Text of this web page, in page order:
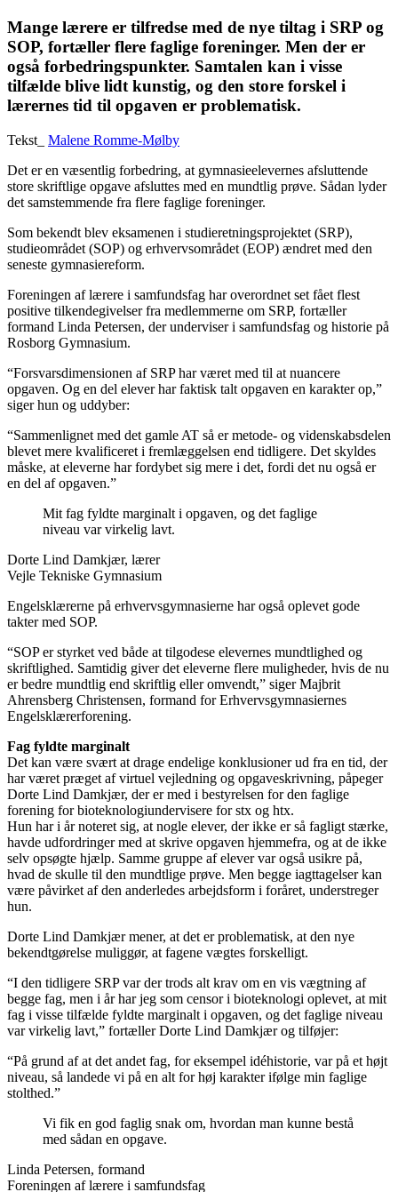
Mange lærere er tilfredse med de nye tiltag i SRP og
SOP, fortæller flere faglige foreninger. Men der er
også forbedringspunkter. Samtalen kan i visse
tilfælde blive lidt kunstig, og den store forskel i
lærernes tid til opgaven er problematisk.
Tekst_ Malene Romme-Mølby
Det er en væsentlig forbedring, at gymnasieelevernes afsluttende
store skriftlige opgave afsluttes med en mundtlig prøve. Sådan lyder
det samstemmende fra flere faglige foreninger.
Som bekendt blev eksamenen i studieretningsprojektet (SRP),
studieområdet (SOP) og erhvervsområdet (EOP) ændret med den
seneste gymnasiereform.
Foreningen af lærere i samfundsfag har overordnet set fået flest
positive tilkendegivelser fra medlemmerne om SRP, fortæller
formand Linda Petersen, der underviser i samfundsfag og historie på
Rosborg Gymnasium.
“Forsvarsdimensionen af SRP har været med til at nuancere
opgaven. Og en del elever har faktisk talt opgaven en karakter op,”
siger hun og uddyber:
“Sammenlignet med det gamle AT så er metode- og videnskabsdelen
blevet mere kvalificeret i fremlæggelsen end tidligere. Det skyldes
måske, at eleverne har fordybet sig mere i det, fordi det nu også er
en del af opgaven.”
Mit fag fyldte marginalt i opgaven, og det faglige
niveau var virkelig lavt.
Dorte Lind Damkjær, lærer
Vejle Tekniske Gymnasium
Engelsklærerne på erhvervsgymnasierne har også oplevet gode
takter med SOP.
“SOP er styrket ved både at tilgodese elevernes mundtlighed og
skriftlighed. Samtidig giver det eleverne flere muligheder, hvis de nu
er bedre mundtlig end skriftlig eller omvendt,” siger Majbrit
Ahrensberg Christensen, formand for Erhvervsgymnasiernes
Engelsklærerforening.
Fag fyldte marginalt
Det kan være svært at drage endelige konklusioner ud fra en tid, der
har været præget af virtuel vejledning og opgaveskrivning, påpeger
Dorte Lind Damkjær, der er med i bestyrelsen for den faglige
forening for bioteknologiundervisere for stx og htx.
Hun har i år noteret sig, at nogle elever, der ikke er så fagligt stærke,
havde udfordringer med at skrive opgaven hjemmefra, og at de ikke
selv opsøgte hjælp. Samme gruppe af elever var også usikre på,
hvad de skulle til den mundtlige prøve. Men begge iagttagelser kan
være påvirket af den anderledes arbejdsform i foråret, understreger
hun.
Dorte Lind Damkjær mener, at det er problematisk, at den nye
bekendtgørelse muliggør, at fagene vægtes forskelligt.
“I den tidligere SRP var der trods alt krav om en vis vægtning af
begge fag, men i år har jeg som censor i bioteknologi oplevet, at mit
fag i visse tilfælde fyldte marginalt i opgaven, og det faglige niveau
var virkelig lavt,” fortæller Dorte Lind Damkjær og tilføjer:
“På grund af at det andet fag, for eksempel idéhistorie, var på et højt
niveau, så landede vi på en alt for høj karakter ifølge min faglige
stolthed.”
Vi fik en god faglig snak om, hvordan man kunne bestå
med sådan en opgave.
Linda Petersen, formand
Foreningen af lærere i samfundsfag